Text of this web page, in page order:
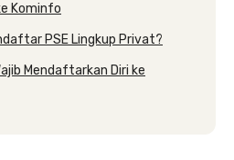
Kominfo
PSE Lingkup Privat?
Mendaftarkan Diri ke